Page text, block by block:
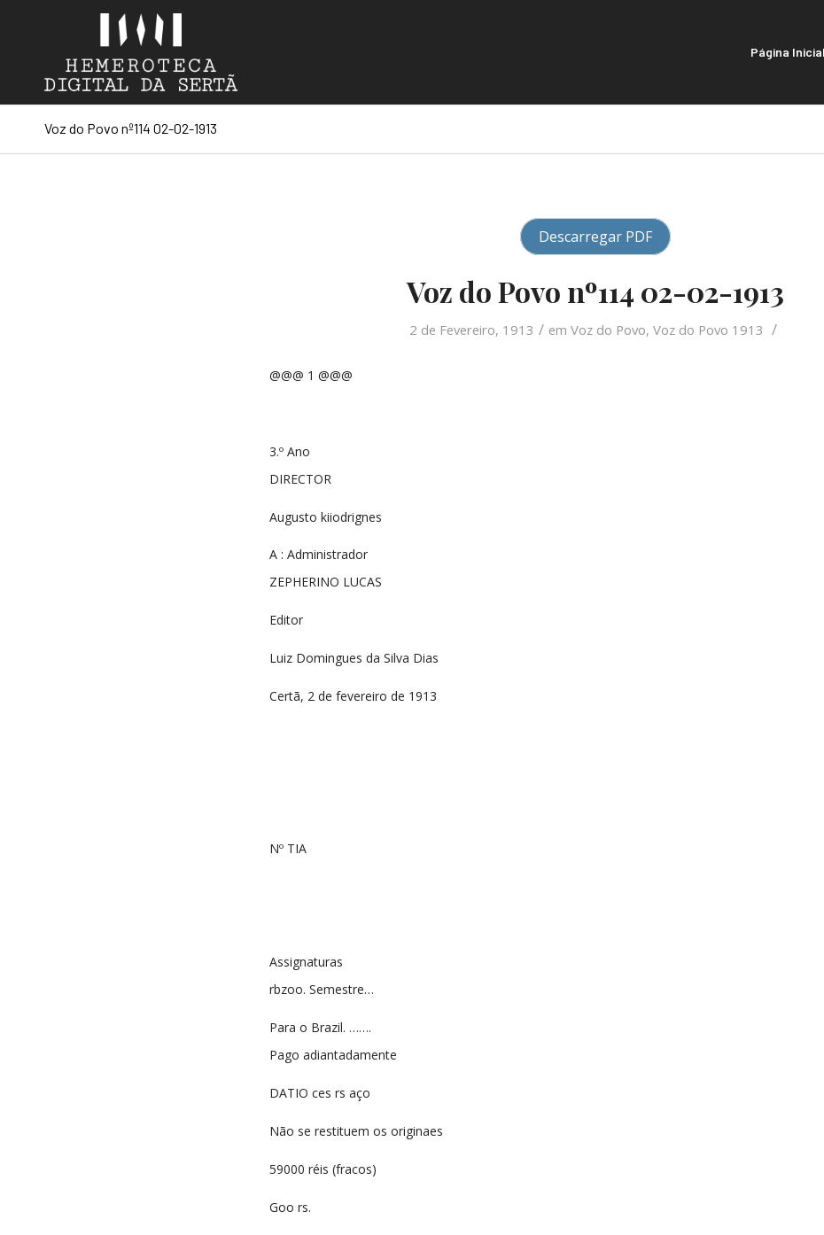
Página Inicial
Voz do Povo nº114 02-02-1913
Descarregar PDF
Voz do Povo nº114 02-02-1913
2 de Fevereiro, 1913 / em Voz do Povo, Voz do Povo 1913 /
@@@ 1 @@@
3.º Ano
DIRECTOR
Augusto kiiodrignes
A : Administrador
ZEPHERINO LUCAS
Editor
Luiz Domingues da Silva Dias
Certã, 2 de fevereiro de 1913
Nº TIA
Assignaturas
rbzoo. Semestre…
Para o Brazil. …….
Pago adiantadamente
DATIO ces rs aço
Não se restituem os originaes
59000 réis (fracos)
Goo rs.